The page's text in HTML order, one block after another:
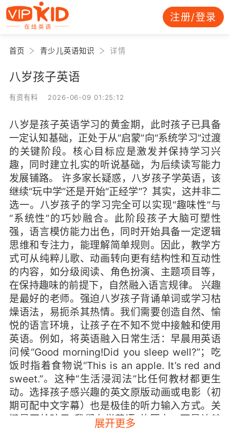
注册/登录
首页 青少儿英语知识 详情
八岁孩子英语
有资有料 2026-06-09 01:25:12
八岁是孩子英语学习的黄金期，此时孩子已具备
一定认知基础，正处于从“启蒙”向“系统学习”过渡
的关键阶段。核心目标应是激发并保持学习兴
趣，同时建立扎实的听说基础，为后续读写能力
发展铺路。 许多家长疑惑，八岁孩子学英语，该
继续“玩中学”还是开始“正经学”？其实，这并非二
选一。八岁孩子的学习完全可以实现“趣味性”与
“系统性”的巧妙融合。此阶段孩子大脑可塑性
强，语言模仿能力出色，同时开始具备一定逻辑
思维和专注力，能理解简单规则。因此，教学方
式可从纯粹儿歌、动画转向更有结构性和互动性
的内容，如分级阅读、角色扮演、主题项目等，
在保持趣味的前提下，自然融入语言规律。 兴趣
是最好的老师。强迫八岁孩子背诵单词或学习枯
燥语法，易扼杀其热情。我们需要创造自然、愉
悦的语言环境，让孩子在不知不觉中接触和使用
英语。例如，将英语融入日常生活：早晨用英语
问候“Good morning!Did you sleep well?”；吃
饭时指着食物说“This is an apple. It’s red and
sweet.”。这种“生活浸润法”比任何教材都更生
动。选择孩子感兴趣的英文原版动画或电影（初
期可配中文字幕）也是极佳的听力输入方式。关
键是不给孩子“我们在学英语”的压力，而是让其
感觉英语是了解有趣世界的工具。 在听说培养
展开更多